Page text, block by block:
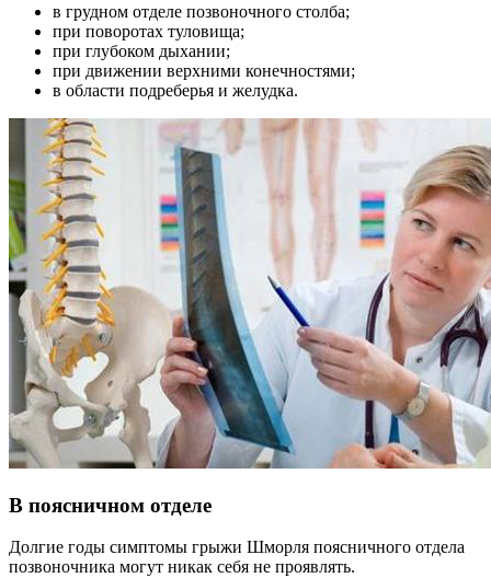
в грудном отделе позвоночного столба;
при поворотах туловища;
при глубоком дыхании;
при движении верхними конечностями;
в области подреберья и желудка.
В поясничном отделе
Долгие годы симптомы грыжи Шморля поясничного отдела
позвоночника могут никак себя не проявлять.